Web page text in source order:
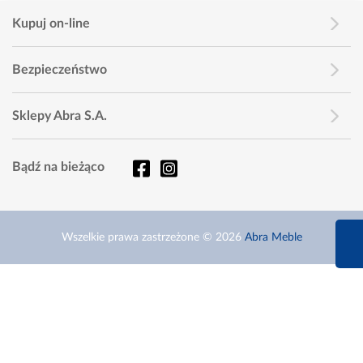
Kupuj on-line
Bezpieczeństwo
Sklepy Abra S.A.
Bądź na bieżąco
Wszelkie prawa zastrzeżone © 2026 Abra Meble
660 627